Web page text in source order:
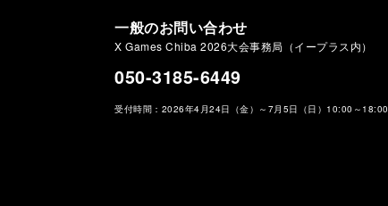
一般のお問い合わせ
X Games Chiba 2026大会事務局（イープラス内）
050-3185-6449
受付時間：2026年4月24日（金）～7月5日（日）10:00～18:00